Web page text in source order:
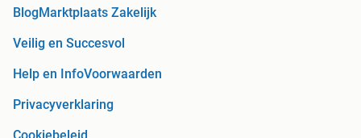
Blog Marktplaats Zakelijk
Veilig en Succesvol
Help en InfoVoorwaarden
Privacyverklaring